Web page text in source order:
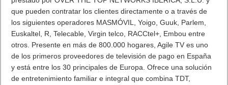
que pueden contratar los clientes directamente o a través de
los siguientes operadores MASMÓVIL, Yoigo, Guuk, Parlem,
Euskaltel, R, Telecable, Virgin telco, RACCtel+, Embou entre
otros. Presente en más de 800.000 hogares, Agile TV es uno
de los primeros proveedores de televisión de pago en España
y está entre los 30 principales de Europa. Ofrece una solución
de entretenimiento familiar e integral que combina TDT,